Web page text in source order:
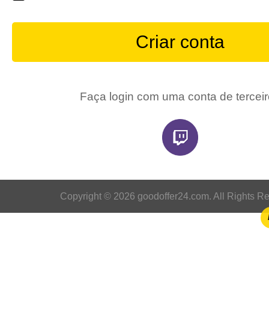
Criar conta
Faça login com uma conta de
Copyright © 2026 goodoffer24.com. All Rights